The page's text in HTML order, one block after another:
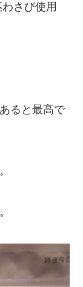
さび使用
ると最高で